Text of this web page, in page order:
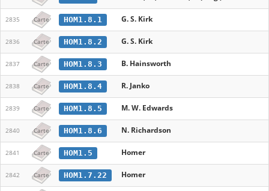
2835 Carte HOM1.8.1 G. S. Kirk
2836 Carte HOM1.8.2 G. S. Kirk
2837 Carte HOM1.8.3 B. Hainsworth
2838 Carte HOM1.8.4 R. Janko
2839 Carte HOM1.8.5 M. W. Edwards
2840 Carte HOM1.8.6 N. Richardson
2841 Carte HOM1.5 Homer
2842 Carte HOM1.7.22 Homer